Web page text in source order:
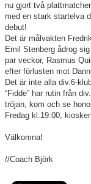
Kalender
Våra lag
Matcher
Bildgalleri
Sponsorer
Länkar
Grimsås IF
nu gjort två
med en stark startelva
debut!
Det är målvakten
Emil Stenberg ådrog
par veckor, Rasmus
efter förlusten mot
Det är inte alla div.6-
“Fidde” har rutin från
tröjan, kom och se
Fredag kl.19:00,
Välkomna!
//Coach Björk